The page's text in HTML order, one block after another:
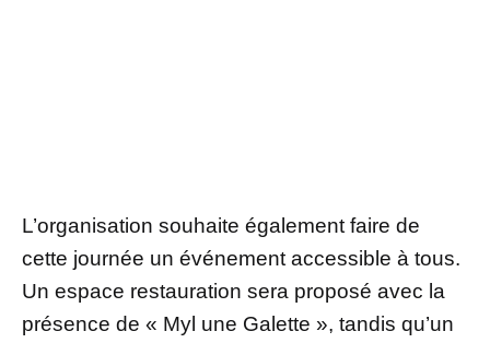
L’organisation souhaite également faire de
cette journée un événement accessible à tous.
Un espace restauration sera proposé avec la
présence de « Myl une Galette », tandis qu’un